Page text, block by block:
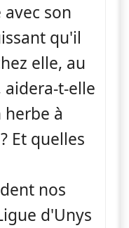
son
qu'il
elle, au
aidera-t-elle
à
Et quelles
nos
d'Unys